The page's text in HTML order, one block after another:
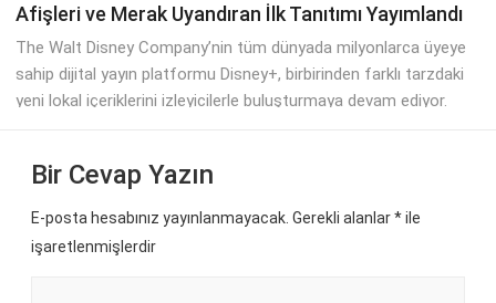
Afişleri ve Merak Uyandıran İlk Tanıtımı Yayımlandı
The Walt Disney Company’nin tüm dünyada milyonlarca üyeye
sahip dijital yayın platformu Disney+, birbirinden farklı tarzdaki
yeni lokal içeriklerini izleyicilerle buluşturmaya devam ediyor.
Bir Cevap Yazın
E-posta hesabınız yayınlanmayacak. Gerekli alanlar*ile
işaretlenmişlerdir